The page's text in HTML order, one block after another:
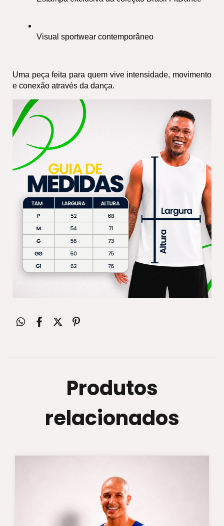
Visual sportwear contemporâneo
Uma peça feita para quem vive intensidade, movimento
e conexão através da dança.
Produtos
relacionados